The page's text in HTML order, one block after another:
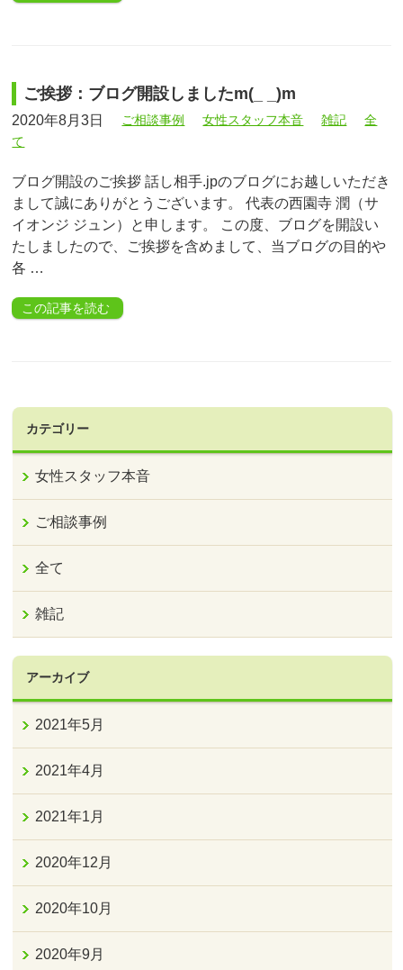
ご挨拶：ブログ開設しましたm(_ _)m
2020年8月3日 ご相談事例 女性スタッフ本音 雑記
全
て
ブログ開設のご挨拶 話し相手.jpのブログにお越しいただき
まして誠にありがとうございます。 代表の西園寺 潤（サ
イオンジ ジュン）と申します。 この度、ブログを開設い
たしましたので、ご挨拶を含めまして、当ブログの目的や
各 …
この記事を読む
カテゴリー
女性スタッフ本音
ご相談事例
全て
雑記
アーカイブ
2021年5月
2021年4月
2021年1月
2020年12月
2020年10月
2020年9月